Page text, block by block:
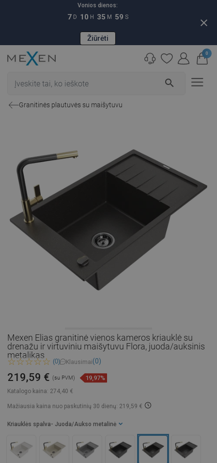
Vonios dienos:
7 D 10 H 35 M 59 S
Žiūrėti
close
search
0
Granitinės plautuvės su maišytuvu
Mexen Elias granitinė vienos kameros kriauklė su
drenažu ir virtuviniu maišytuvu Flora, juoda/auksinis
metalikas
(0) Klausimai(0)
Katalogo kaina: 274,40 €
219,59 € (su PVM) 19,97%
Mažiausia kaina nuo paskutinių 30 dienų: 219,59 €
Kriauklės spalva - Juoda/Aukso metalinė